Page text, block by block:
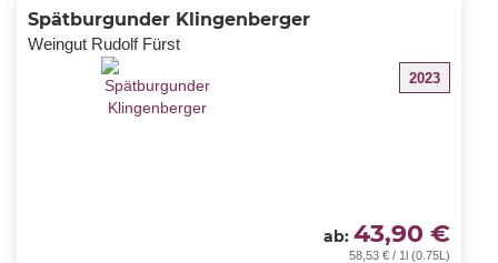
Spätburgunder Klingenberger
Weingut Rudolf Fürst
2023
ab 43,90 €
58,53 € / 1l (0.75L)